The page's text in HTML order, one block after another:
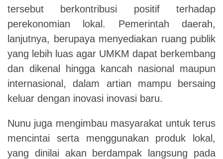
tersebut berkontribusi positif terhadap
perekonomian lokal. Pemerintah daerah,
lanjutnya, berupaya menyediakan ruang publik
yang lebih luas agar UMKM dapat berkembang
dan dikenal hingga kancah nasional maupun
internasional, dalam artian mampu bersaing
keluar dengan inovasi inovasi baru.
Nunu juga mengimbau masyarakat untuk terus
mencintai serta menggunakan produk lokal,
yang dinilai akan berdampak langsung pada